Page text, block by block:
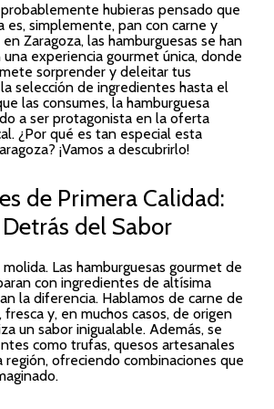
hubieras pensado que
es, simplemente, pan con carne y
Zaragoza, las hamburguesas se han
experiencia gourmet única, donde
sorprender y deleitar tus
selección de ingredientes hasta el
las consumes, la hamburguesa
a ser protagonista en la oferta
¿Por qué es tan especial esta
¡Vamos a descubrirlo!
de Primera Calidad:
del Sabor
Las hamburguesas gourmet de
con ingredientes de altísima
la diferencia. Hablamos de carne de
fresca y, en muchos casos, de origen
un sabor inigualable. Además, se
como trufas, quesos artesanales
ofreciendo combinaciones que